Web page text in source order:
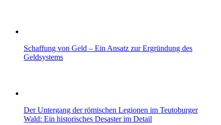
Schaffung von Geld – Ein Ansatz zur Ergründung des
Geldsystems
Der Untergang der römischen Legionen im Teutoburger
Wald: Ein historisches Desaster im Detail